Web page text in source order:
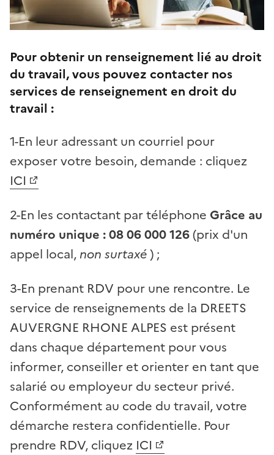
Pour obtenir un renseignement lié au droit
du travail, vous pouvez contacter nos
services de renseignement en droit du
travail :
1-En leur adressant un courriel pour
exposer votre besoin, demande : cliquez
ICI
2-En les contactant par téléphone Grâce au
numéro unique : 08 06 000 126(prix d'un
appel local, non surtaxé) ;
3-En prenant RDV pour une rencontre. Le
service de renseignements de la DREETS
AUVERGNE RHONE ALPES est présent
dans chaque département pour vous
informer, conseiller et orienter en tant que
salarié ou employeur du secteur privé.
Conformément au code du travail, votre
démarche restera confidentielle. Pour
prendre RDV, cliquez ICI